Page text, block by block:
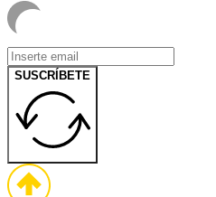
SUSCRÍBETE